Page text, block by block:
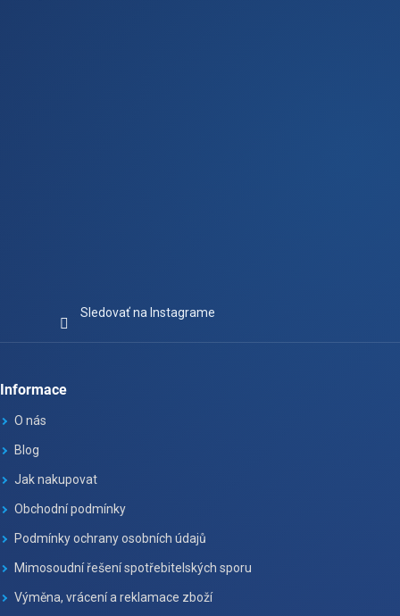
Sledovať na Instagrame
Informace
O nás
Blog
Jak nakupovat
Obchodní podmínky
Podmínky ochrany osobních údajů
Mimosoudní řešení spotřebitelských sporu
Výměna, vrácení a reklamace zboží